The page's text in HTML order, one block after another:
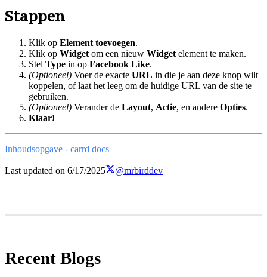
Stappen
Klik op Element toevoegen.
Klik op Widget om een nieuw Widget element te maken.
Stel Type in op Facebook Like.
(Optioneel) Voer de exacte URL in die je aan deze knop wilt
koppelen, of laat het leeg om de huidige URL van de site te
gebruiken.
(Optioneel) Verander de Layout, Actie, en andere Opties.
Klaar!
Inhoudsopgave - carrd docs
Last updated on 6/17/2025 @mrbirddev
Recent Blogs